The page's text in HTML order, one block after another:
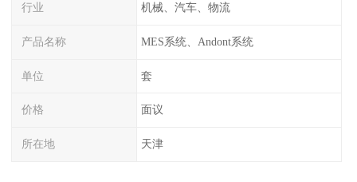
行业 机械、汽车、物流
产品名称 MES系统、Andont系统
单位 套
价格 面议
所在地 天津